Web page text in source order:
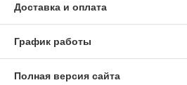
Доставка и оплата
График работы
Полная версия сайта